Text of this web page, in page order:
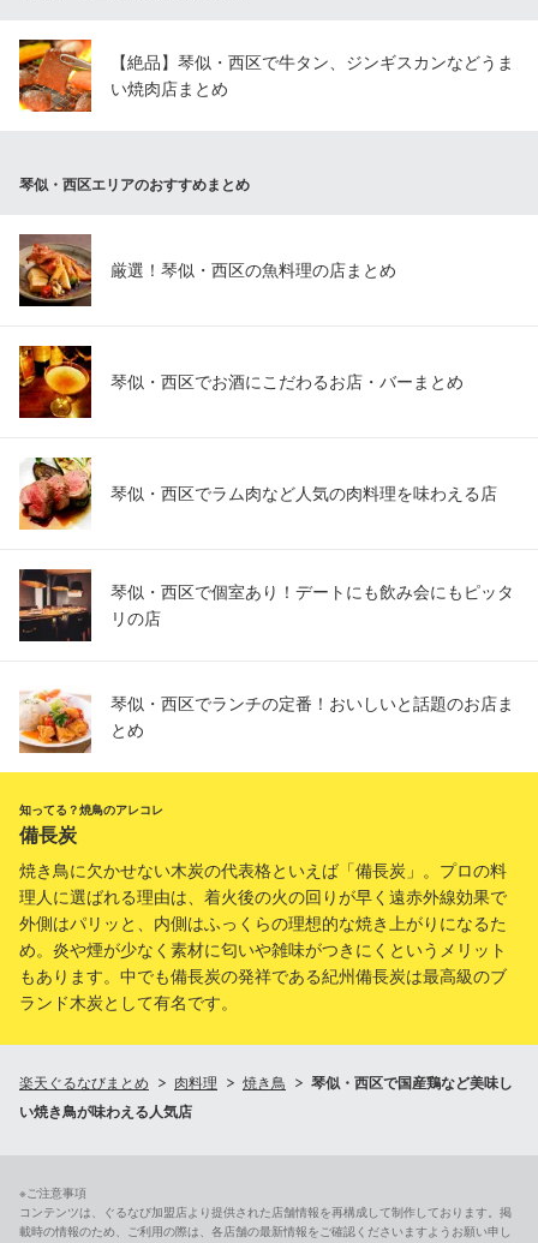
【絶品】琴似・西区で牛タン、ジンギスカンなどうま
い焼肉店まとめ
琴似・西区エリアのおすすめまとめ
厳選！琴似・西区の魚料理の店まとめ
琴似・西区でお酒にこだわるお店・バーまとめ
琴似・西区でラム肉など人気の肉料理を味わえる店
琴似・西区で個室あり！デートにも飲み会にもピッタ
リの店
琴似・西区でランチの定番！おいしいと話題のお店ま
とめ
知ってる？焼鳥のアレコレ
備長炭
焼き鳥に欠かせない木炭の代表格といえば「備長炭」。プロの料
理人に選ばれる理由は、着火後の火の回りが早く遠赤外線効果で
外側はパリッと、内側はふっくらの理想的な焼き上がりになるた
め。炎や煙が少なく素材に匂いや雑味がつきにくというメリット
もあります。中でも備長炭の発祥である紀州備長炭は最高級のブ
ランド木炭として有名です。
楽天ぐるなびまとめ 肉料理 焼き鳥
琴似・西区で国産鶏など美味し
い焼き鳥が味わえる人気店
※ご注意事項
コンテンツは、ぐるなび加盟店より提供された店舗情報を再構成して制作しております。掲
載時の情報のため、ご利用の際は、各店舗の最新情報をご確認くださいますようお願い申し